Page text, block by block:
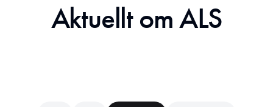
Aktuellt om ALS